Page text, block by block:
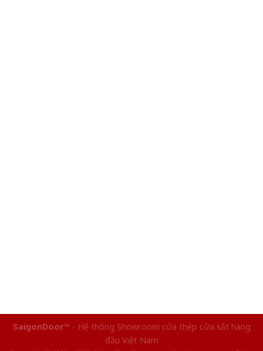
SaigonDoor™ - Hệ thống Showroom cửa thép cửa sắt hàng
đầu Việt Nam